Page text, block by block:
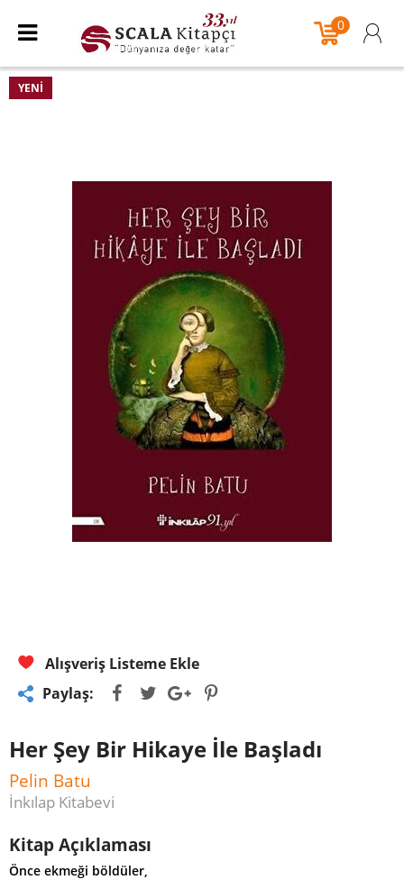
0
YENI
Alışveriş Listeme Ekle
Paylaş:
Her Şey Bir Hikaye İle Başladı
Pelin Batu
İnkılap Kitabevi
Kitap Açıklaması
Önce ekmeği böldüler,